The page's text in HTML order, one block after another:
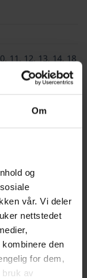
Om
og
vår. Vi deler
nettstedet
den
for dem,
bruk av
11 12 13 14 18